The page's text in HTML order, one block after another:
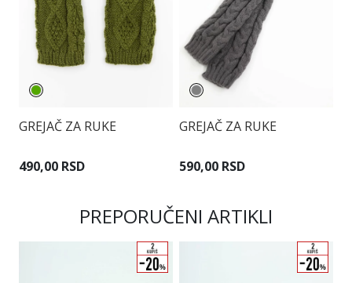
GREJAČ ZA RUKE
490,00 RSD
GREJAČ ZA RUKE
590,00 RSD
PREPORUČENI ARTIKLI